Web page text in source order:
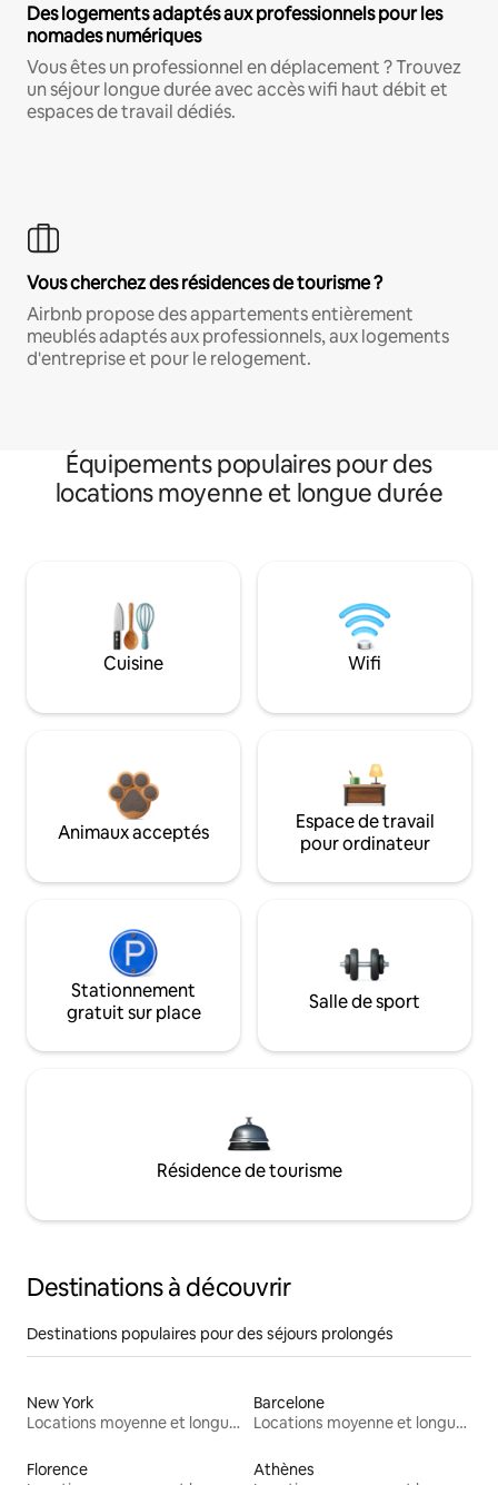
Des logements adaptés aux professionnels pour les
nomades numériques
Vous êtes un professionnel en déplacement ? Trouvez
un séjour longue durée avec accès wifi haut débit et
espaces de travail dédiés.
Vous cherchez des résidences de tourisme ?
Airbnb propose des appartements entièrement
meublés adaptés aux professionnels, aux logements
d'entreprise et pour le relogement.
Équipements populaires pour des
locations moyenne et longue durée
Cuisine Wifi
Animaux acceptés
Espace de travail
pour ordinateur
Stationnement
gratuit sur place
Salle de sport
Résidence de tourisme
Destinations à découvrir
Destinations populaires pour des séjours prolongés
New York
Locations moyenne et longue durée
Barcelone
Locations moyenne et longue durée
Florence
Athènes